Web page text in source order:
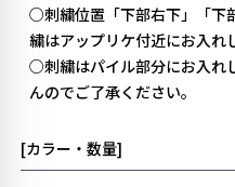
○刺繍位置「下部右下」「下
繍はアップリケ付近にお入れ
○刺繍はパイル部分にお入れ
んのでご了承ください。
[カラー・数量]